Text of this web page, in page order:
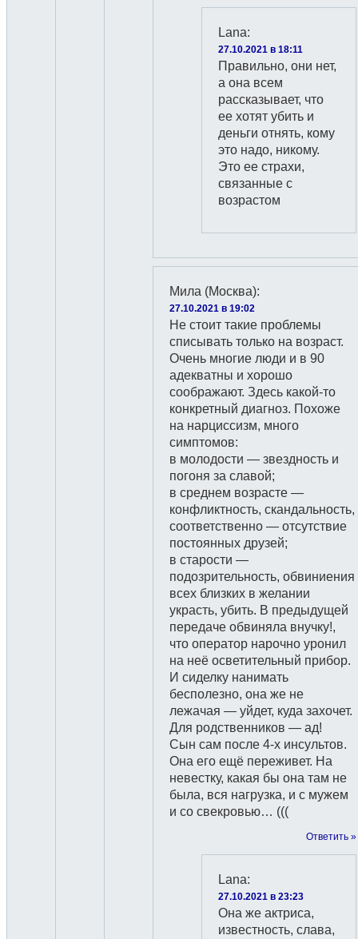
Lana:
27.10.2021 в 18:11
Правильно, они нет,
а она всем
рассказывает, что
ее хотят убить и
деньги отнять, кому
это надо, никому.
Это ее страхи,
связанные с
возрастом
Мила (Москва):
27.10.2021 в 19:02
Не стоит такие проблемы
списывать только на возраст.
Очень многие люди и в 90
адекватны и хорошо
соображают. Здесь какой-то
конкретный диагноз. Похоже
на нарциссизм, много
симптомов:
в молодости — звездность и
погоня за славой;
в среднем возрасте —
конфликтность, скандальность,
соответственно — отсутствие
постоянных друзей;
в старости —
подозрительность, обвиниения
всех близких в желании
украсть, убить. В предыдущей
передаче обвиняла внучку!,
что оператор нарочно уронил
на неё осветительный прибор.
И сиделку нанимать
бесполезно, она же не
лежачая — уйдет, куда захочет.
Для родственников — ад!
Сын сам после 4-х инсультов.
Она его ещё переживет. На
невестку, какая бы она там не
была, вся нагрузка, и с мужем
и со свекровью… (((
Ответить »
Lana:
27.10.2021 в 23:23
Она же актриса,
известность, слава,